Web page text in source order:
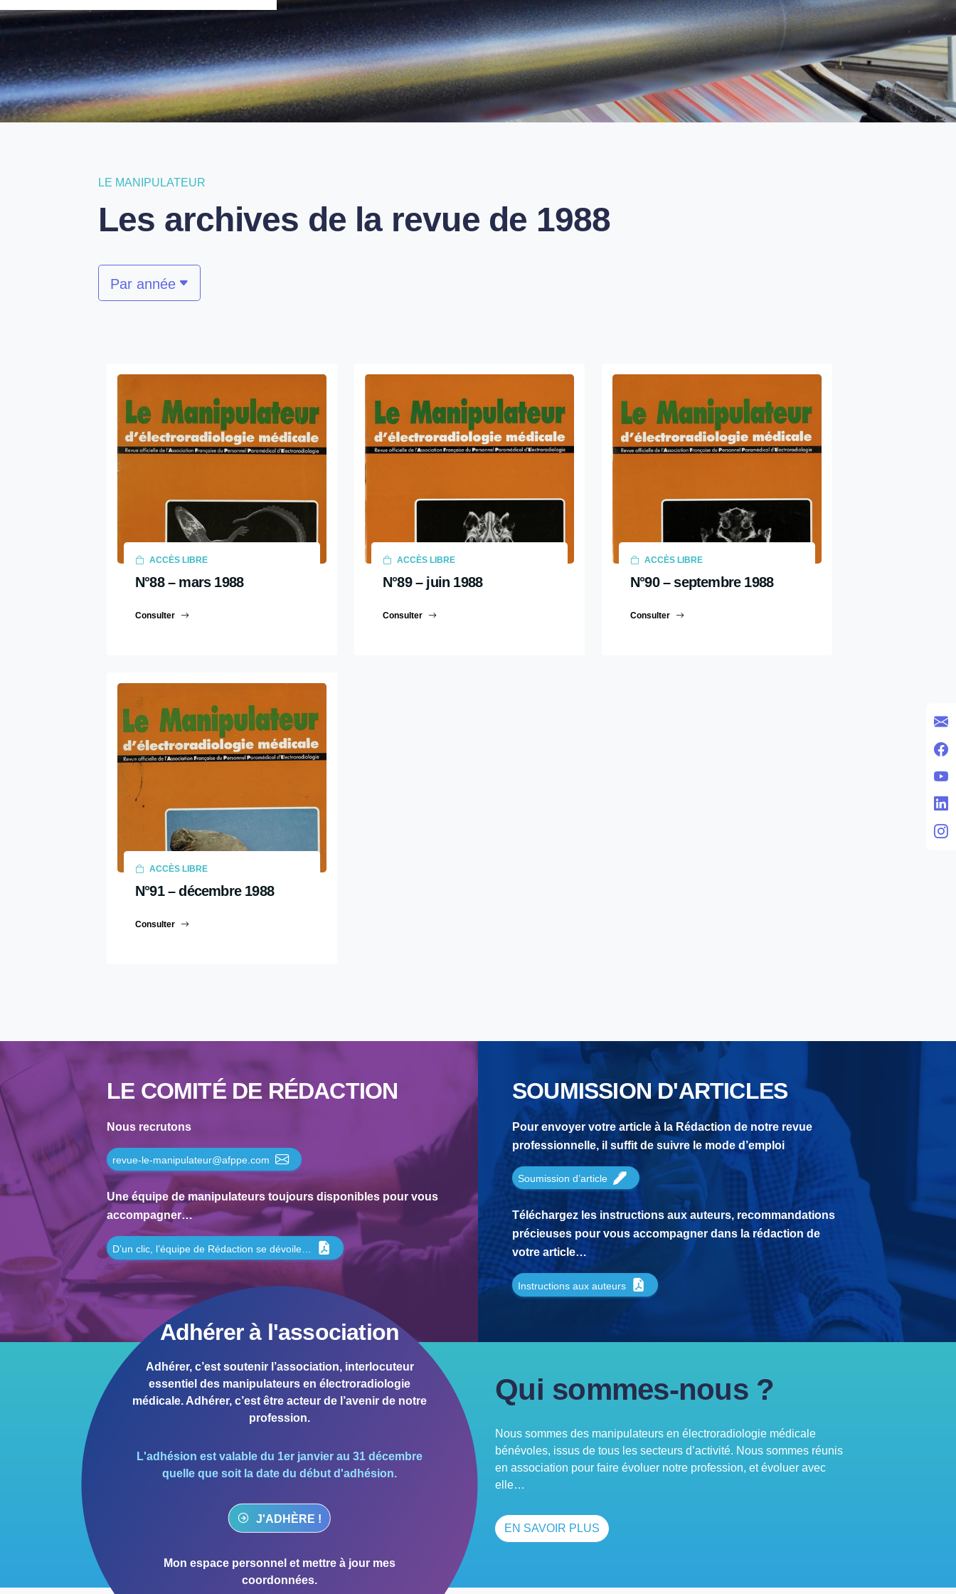
L'équipe de Rédaction
LE MANIPULATEUR
Les archives de la revue de 1988
Par année
2019
2018
2017
2014
2013
2005
2004
2000
1999
1989
1988
1986
1985
1984
1983
1982
1981
1980
1978
1977
1967
ACCÈS LIBRE
N°88 – mars 1988
Consulter
ACCÈS LIBRE
N°89 – juin 1988
Consulter
ACCÈS LIBRE
N°90 – septembre 1988
Consulter
ACCÈS LIBRE
N°91 – décembre 1988
Consulter
LE COMITÉ DE RÉDACTION
Nous recrutons
revue-le-manipulateur@afppe.com
Une équipe de manipulateurs toujours disponibles pour vous
accompagner…
D’un clic, l’équipe de Rédaction se dévoile…
SOUMISSION D'ARTICLES
Pour envoyer votre article à la Rédaction de notre revue
professionnelle, il suffit de suivre le mode d’emploi
Soumission d’article
Téléchargez les instructions aux auteurs, recommandations
précieuses pour vous accompagner dans la rédaction de
votre article…
Instructions aux auteurs
Adhérer à l'association
Adhérer, c’est soutenir l’association, interlocuteur
essentiel des manipulateurs en électroradiologie
médicale. Adhérer, c’est être acteur de l’avenir de notre
profession.
L'adhésion est valable du 1er janvier au 31 décembre
quelle que soit la date du début d'adhésion.
J'ADHÈRE !
Mon espace personnel et mettre à jour mes
coordonnées.
Qui sommes-nous ?
Nous sommes des manipulateurs en électroradiologie médicale
bénévoles, issus de tous les secteurs d’activité. Nous sommes réunis
en association pour faire évoluer notre profession, et évoluer avec
elle…
EN SAVOIR PLUS